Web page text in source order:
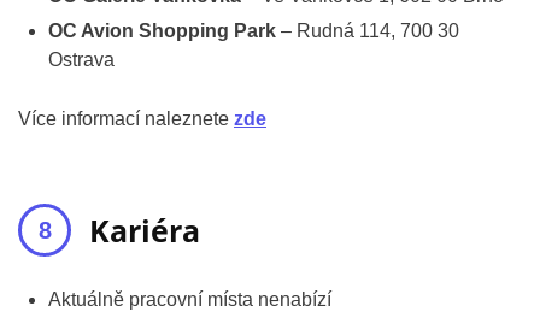
OC Avion Shopping Park – Rudná 114, 700 30
Ostrava
Více informací naleznete zde
Kariéra
Aktuálně pracovní místa nenabízí